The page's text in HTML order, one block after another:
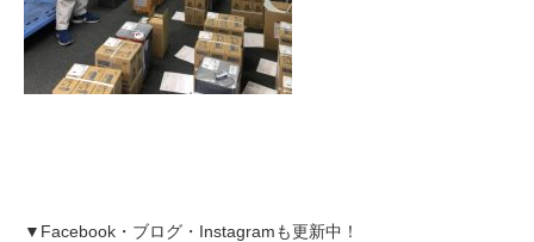
▼Facebook・ブログ・Instagramも更新中！